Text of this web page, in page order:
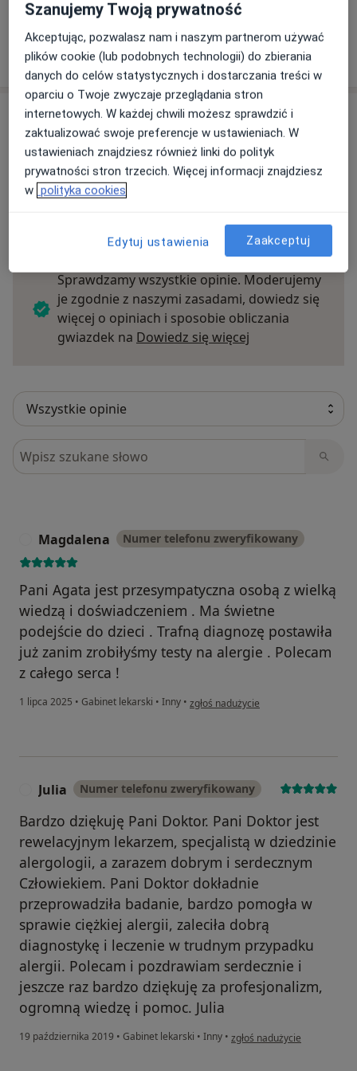
Szukaj specjalistów według ubezpieczenia
Opinie
Dodaj swoją opinię
Sprawdzamy wszystkie opinie. Moderujemy
je zgodnie z naszymi zasadami, dowiedz się
więcej o opiniach i sposobie obliczania
gwiazdek na Dowiedz się więcej
Szukaj w opiniach
Magdalena Numer telefonu zweryfikowany
Pani Agata jest przesympatyczna osobą z wielką
wiedzą i doświadczeniem . Ma świetne
podejście do dzieci . Trafną diagnozę postawiła
już zanim zrobiłyśmy testy na alergie . Polecam
z całego serca !
1 lipca 2025 • Gabinet lekarski • Inny • w opinii użytkownika Magdalena
zgłoś nadużycie
Julia Numer telefonu zweryfikowany
Bardzo dziękuję Pani Doktor. Pani Doktor jest
rewelacyjnym lekarzem, specjalistą w dziedzinie
alergologii, a zarazem dobrym i serdecznym
Człowiekiem. Pani Doktor dokładnie
przeprowadziła badanie, bardzo pomogła w
sprawie ciężkiej alergii, zaleciła dobrą
diagnostykę i leczenie w trudnym przypadku
alergii. Polecam i pozdrawiam serdecznie i
jeszcze raz bardzo dziękuję za profesjonalizm,
ogromną wiedzę i pomoc. Julia
19 października 2019 • Gabinet lekarski • Inny • w opinii użytkownika Julia
zgłoś nadużycie
Szanujemy Twoją prywatność
Akceptując, pozwalasz nam i naszym partnerom używać
plików cookie (lub podobnych technologii) do zbierania
danych do celów statystycznych i dostarczania treści w
oparciu o Twoje zwyczaje przeglądania stron
internetowych. W każdej chwili możesz sprawdzić i
zaktualizować swoje preferencje w ustawieniach. W
ustawieniach znajdziesz również linki do polityk
prywatności stron trzecich. Więcej informacji znajdziesz
w polityka cookies
Edytuj ustawienia Zaakceptuj